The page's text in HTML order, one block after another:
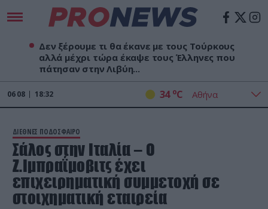
Δεν ξέρουμε τι θα έκανε με τους Τούρκους
αλλά μέχρι τώρα έκαψε τους Έλληνες που
πάτησαν στην Λιβύη...
06 08 18:32 34 oC
ΔΙΕΘΝΕΣ ΠΟΔΟΣΦΑΙΡΟ
Σάλος στην Ιταλία – Ο
Ζ.Ιμπραΐμοβιτς έχει
επιχειρηματική συμμετοχή σε
στοιχηματική εταιρεία